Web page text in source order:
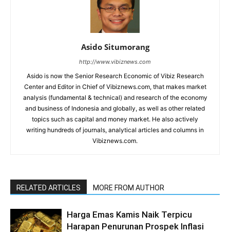
Asido Situmorang
http://www.vibiznews.com
Asido is now the Senior Research Economic of Vibiz Research
Center and Editor in Chief of Vibiznews.com, that makes market
analysis (fundamental & technical) and research of the economy
and business of Indonesia and globally, as well as other related
topics such as capital and money market. He also actively
writing hundreds of journals, analytical articles and columns in
Vibiznews.com.
RELATED ARTICLES MORE FROM AUTHOR
Harga Emas Kamis Naik Terpicu
Harapan Penurunan Prospek Inflasi